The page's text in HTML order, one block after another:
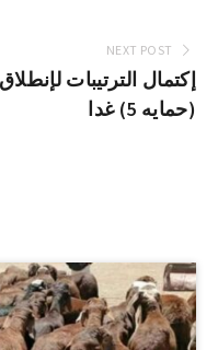
NEXT POST
إكتمال الترتيبات
(حمايه 5) غدا